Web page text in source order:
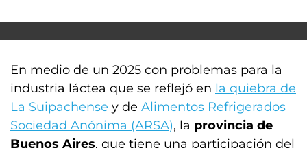
En medio de un 2025 con problemas para la
industria láctea que se reflejó en la quiebra de
La Suipachense y de Alimentos Refrigerados
Sociedad Anónima (ARSA), la provincia de
Buenos Aires, que tiene una participación del